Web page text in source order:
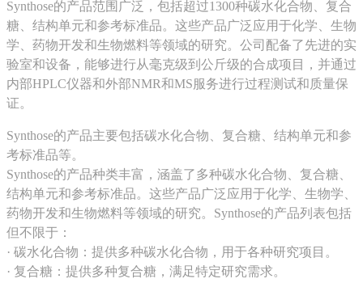
Synthose的产品范围广泛，包括超过1300种碳水化合物、复合
糖、结构单元和参考标准品。这些产品广泛应用于化学、生物
学、药物开发和生物燃料等领域的研究‌。公司配备了先进的实
验室和设备，能够进行从毫克级到公斤级的合成项目，并通过
内部HPLC仪器和外部NMR和MS服务进行过程测试和质量保
证‌。
‌Synthose的产品主要包括碳水化合物、复合糖、结构单元和参
考标准品等。‌
Synthose的产品种类丰富，涵盖了多种碳水化合物、复合糖、
结构单元和参考标准品。这些产品广泛应用于化学、生物学、
药物开发和生物燃料等领域的研究。Synthose的产品列表包括
但不限于：
· ‌碳水化合物‌：提供多种碳水化合物，用于各种研究项目。
· ‌复合糖‌：提供多种复合糖，满足特定研究需求。